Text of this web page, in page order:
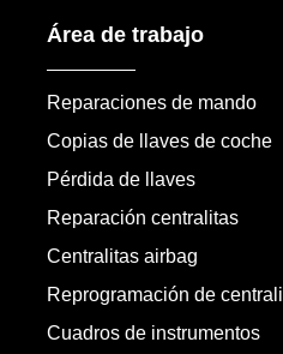
Área de trabajo
Reparaciones de mando
Copias de llaves de coche
Pérdida de llaves
Reparación centralitas
Centralitas airbag
Reprogramación de
Cuadros de instrumentos